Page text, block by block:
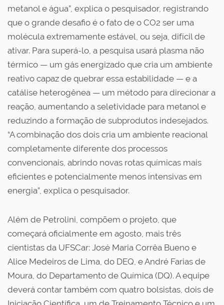
metanol e água”, explica o pesquisador, registrando
que o grande desafio é o fato de o CO2 ser uma
molécula extremamente estável, ou seja, difícil de
ativar. Para superá-lo, a pesquisa usará plasma não
térmico — um gás energizado que cria um ambiente
reativo capaz de quebrar essa estabilidade — e a
catálise heterogênea — um método para direcionar a
reação, aumentando a seletividade para metanol e
reduzindo a formação de subprodutos indesejados.
“A combinação dos dois cria um ambiente reacional
completamente diferente dos processos
convencionais, abrindo novas rotas químicas mais
eficientes e potencialmente menos intensivas em
energia”, explica o pesquisador.
Além de Petrolini, compõem o projeto, que
começará oficialmente em agosto, mais três
cientistas da UFSCar: José Maria Corrêa Bueno e
Alice Medeiros de Lima, do DEQ, e André Farias de
Moura, do Departamento de Química (DQ). A equipe
deverá contar também com quatro bolsistas, dois de